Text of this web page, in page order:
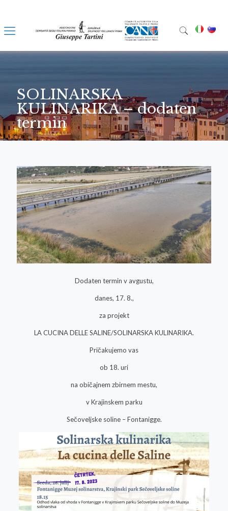
SOLINARSKA
KULINARIKA – dodaten
termin
Dodaten termin v avgustu,
danes, 17. 8.,
za projekt
LA CUCINA DELLE SALINE/SOLINARSKA KULINARIKA.
Pričakujemo vas
ob 18. uri
na običajnem zbirnem mestu,
v Krajinskem parku
Sečoveljske soline – Fontanigge.